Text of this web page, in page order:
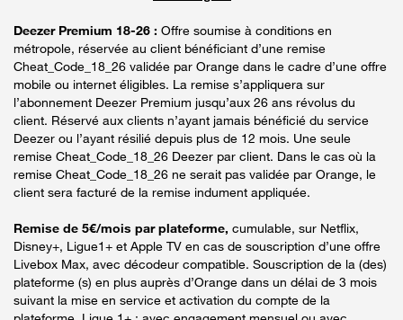
Deezer Premium 18-26 : Offre soumise à conditions en
métropole, réservée au client bénéficiant d’une remise
Cheat_Code_18_26 validée par Orange dans le cadre d’une offre
mobile ou internet éligibles. La remise s’appliquera sur
l’abonnement Deezer Premium jusqu’aux 26 ans révolus du
client. Réservé aux clients n’ayant jamais bénéficié du service
Deezer ou l’ayant résilié depuis plus de 12 mois. Une seule
remise Cheat_Code_18_26 Deezer par client. Dans le cas où la
remise Cheat_Code_18_26 ne serait pas validée par Orange, le
client sera facturé de la remise indument appliquée.
Remise de 5€/mois par plateforme, cumulable, sur Netflix,
Disney+, Ligue1+ et Apple TV en cas de souscription d’une offre
Livebox Max, avec décodeur compatible. Souscription de la (des)
plateforme (s) en plus auprès d’Orange dans un délai de 3 mois
suivant la mise en service et activation du compte de la